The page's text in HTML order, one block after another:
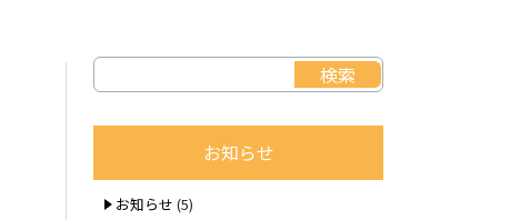
お知らせ
お知らせ (5)